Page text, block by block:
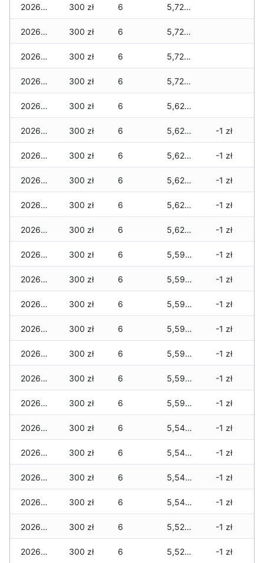
2026-03-21 300 zł 6 5,720 zł
2026-03-20 300 zł 6 5,720 zł
2026-03-19 300 zł 6 5,720 zł
2026-03-18 300 zł 6 5,720 zł
2026-03-17 300 zł 6 5,620 zł
2026-03-16 300 zł 6 5,620 zł -1 zł
2026-03-15 300 zł 6 5,620 zł -1 zł
2026-03-14 300 zł 6 5,620 zł -1 zł
2026-03-13 300 zł 6 5,620 zł -1 zł
2026-03-12 300 zł 6 5,620 zł -1 zł
2026-03-11 300 zł 6 5,590 zł -1 zł
2026-03-10 300 zł 6 5,590 zł -1 zł
2026-03-09 300 zł 6 5,590 zł -1 zł
2026-03-08 300 zł 6 5,590 zł -1 zł
2026-03-07 300 zł 6 5,590 zł -1 zł
2026-03-06 300 zł 6 5,590 zł -1 zł
2026-03-05 300 zł 6 5,590 zł -1 zł
2026-03-04 300 zł 6 5,540 zł -1 zł
2026-03-03 300 zł 6 5,540 zł -1 zł
2026-03-02 300 zł 6 5,540 zł -1 zł
2026-03-01 300 zł 6 5,540 zł -1 zł
2026-02-27 300 zł 6 5,520 zł -1 zł
2026-02-26 300 zł 6 5,520 zł -1 zł